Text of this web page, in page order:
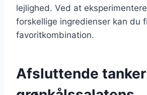
lejlighed. Ved at
forskellige ingredienser kan du
favoritkombination.
Afsluttende